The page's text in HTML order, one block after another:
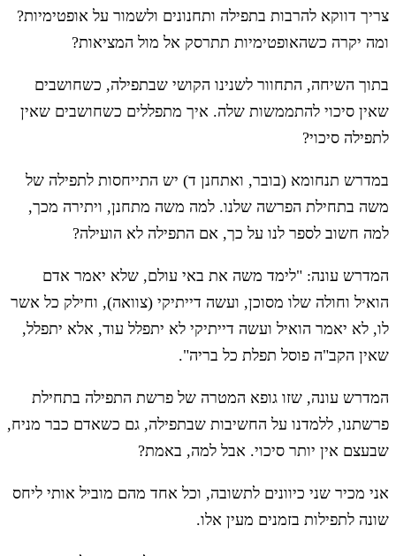
צריך דווקא להרבות בתפילה ותחנונים ולשמור על אופטימיות?
ומה יקרה כשהאופטימיות תתרסק אל מול המציאות?
בתוך השיחה, התחוור לשנינו הקושי שבתפילה, כשחושבים
שאין סיכוי להתממשות שלה. איך מתפללים כשחושבים שאין
לתפילה סיכוי?
במדרש תנחומא (בובר, ואתחנן ד) יש התייחסות לתפילה של
משה בתחילת הפרשה שלנו. למה משה מתחנן, ויתירה מכך,
למה חשוב לספר לנו על כך, אם התפילה לא הועילה?
המדרש עונה: "לימד משה את באי עולם, שלא יאמר אדם
הואיל וחולה שלו מסוכן, ועשה דייתיקי (צוואה), וחילק כל אשר
לו, לא יאמר הואיל ועשה דייתיקי לא יתפלל עוד, אלא יתפלל,
שאין הקב"ה פוסל תפלת כל בריה".
המדרש עונה, שזו גופא המטרה של פרשת התפילה בתחילת
פרשתנו, ללמדנו על החשיבות שבתפילה, גם כשאדם כבר מניח,
שבעצם אין יותר סיכוי. אבל למה, באמת?
אני מכיר שני כיוונים לתשובה, וכל אחד מהם מוביל אותי ליחס
שונה לתפילות בזמנים מעין אלו.